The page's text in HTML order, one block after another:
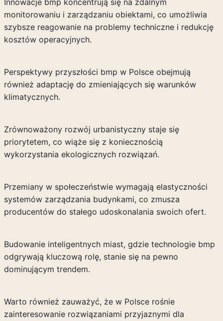
Innowacje bmp koncentrują się na zdalnym
monitorowaniu i zarządzaniu obiektami, co umożliwia
szybsze reagowanie na problemy techniczne i redukcję
kosztów operacyjnych.
Perspektywy przyszłości bmp w Polsce obejmują
również adaptację do zmieniających się warunków
klimatycznych.
Zrównoważony rozwój urbanistyczny staje się
priorytetem, co wiąże się z koniecznością
wykorzystania ekologicznych rozwiązań.
Przemiany w społeczeństwie wymagają elastyczności
systemów zarządzania budynkami, co zmusza
producentów do stałego udoskonalania swoich ofert.
Budowanie inteligentnych miast, gdzie technologie bmp
odgrywają kluczową rolę, stanie się na pewno
dominującym trendem.
Warto również zauważyć, że w Polsce rośnie
zainteresowanie rozwiązaniami przyjaznymi dla